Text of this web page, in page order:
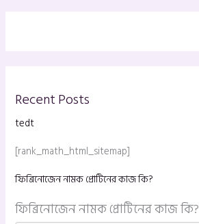
Recent Posts
tedt
[rank_math_html_sitemap]
ফিব্রিনোজেন নামক প্রোটিনের কাজ কি?
ফিব্রিনোজেন নামক প্রোটিনের কাজ কি?